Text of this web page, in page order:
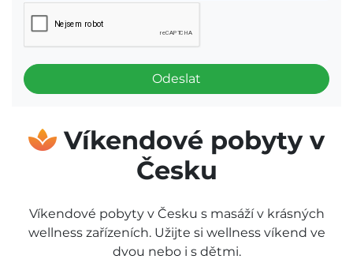
Odeslat
Víkendové pobyty v
Česku
Víkendové pobyty v Česku s masáží v krásných
wellness zařízeních. Užijte si wellness víkend ve
dvou nebo i s dětmi.